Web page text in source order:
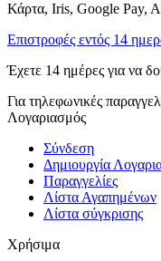
Κάρτα, Iris, Google Pay,
Επιστροφές εντός 14
Έχετε 14 ημέρες για να
Για τηλεφωνικές
Λογαριασμός
Σύνδεση
Δημιουργία
Παραγγελίες
Λίστα Αγαπημένων
Λίστα σύγκρισης
Χρήσιμα